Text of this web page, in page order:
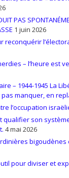
PAS
1 juin 2026
reconquérir
– l’heure est
– 1944-1945 La
manquer, en
l’occupation
qualifier son
4 mai 2026
bigoudènes
pour diviser et